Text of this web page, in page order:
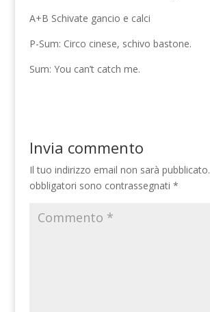
A+B Schivate gancio e calci
P-Sum: Circo cinese, schivo bastone.
Sum: You can’t catch me.
Invia commento
Il tuo indirizzo email non sarà pubblicato.
obbligatori sono contrassegnati *